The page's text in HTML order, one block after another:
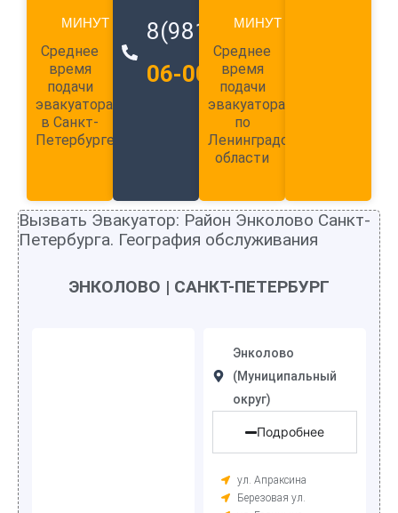
МИНУТ
Среднее
время
подачи
эвакуатора
в Санкт-
Петербурге
8(981)
989-
06-00
МИНУТ
Среднее
время
подачи
эвакуатора
по
Ленинградской
области
Вызвать Эвакуатор: Район Энколово Санкт-
Петербурга. География обслуживания
ЭНКОЛОВО | САНКТ-ПЕТЕРБУРГ
Энколово
(Муниципальный
округ)
Подробнее
ул. Апраксина
Березовая ул.